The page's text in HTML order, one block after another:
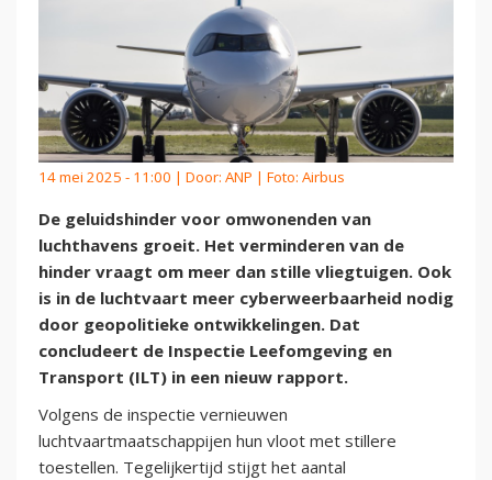
14 mei 2025 - 11:00 | Door: ANP | Foto: Airbus
De geluidshinder voor omwonenden van
luchthavens groeit. Het verminderen van de
hinder vraagt om meer dan stille vliegtuigen. Ook
is in de luchtvaart meer cyberweerbaarheid nodig
door geopolitieke ontwikkelingen. Dat
concludeert de Inspectie Leefomgeving en
Transport (ILT) in een nieuw rapport.
Volgens de inspectie vernieuwen
luchtvaartmaatschappijen hun vloot met stillere
toestellen. Tegelijkertijd stijgt het aantal